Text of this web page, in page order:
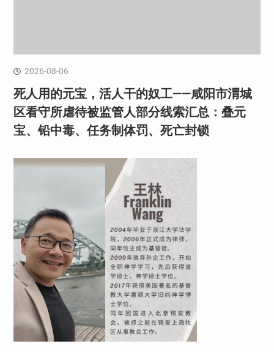
2026-08-06
死人用的元宝，活人干的奴工——咸阳市渭城
区看守所虐待被监管人部分线索汇总：叠元
宝、铅中毒、任务制体罚、死亡封锁